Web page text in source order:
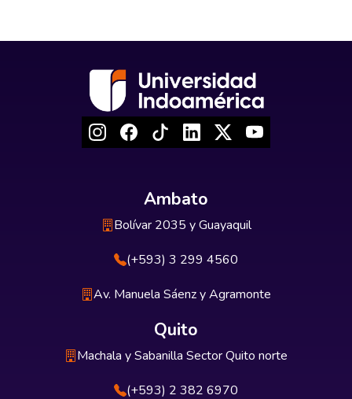
Ambato
Bolívar 2035 y Guayaquil
(+593) 3 299 4560
Av. Manuela Sáenz y Agramonte
Quito
Machala y Sabanilla Sector Quito norte
(+593) 2 382 6970